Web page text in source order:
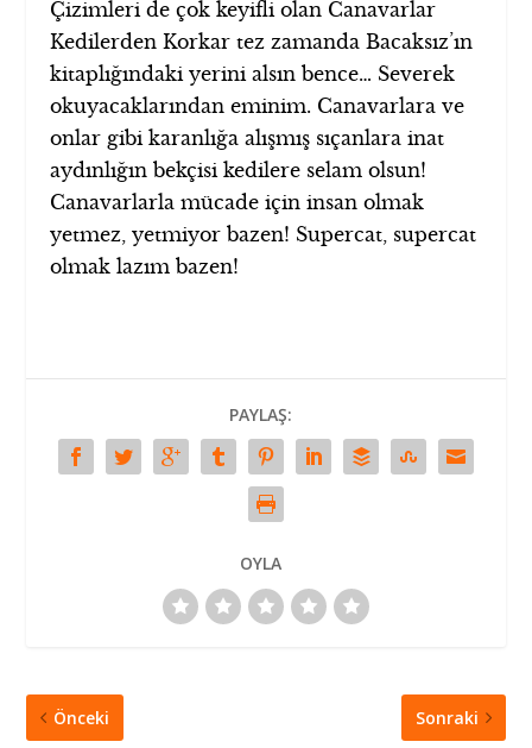
Çizimleri de çok keyifli olan Canavarlar
Kedilerden Korkar tez zamanda Bacaksız’ın
kitaplığındaki yerini alsın bence… Severek
okuyacaklarından eminim. Canavarlara ve
onlar gibi karanlığa alışmış sıçanlara inat
aydınlığın bekçisi kedilere selam olsun!
Canavarlarla mücade için insan olmak
yetmez, yetmiyor bazen! Supercat, supercat
olmak lazım bazen!
PAYLAŞ:
OYLA
Önceki Sonraki